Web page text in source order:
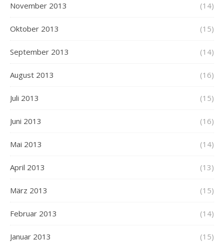
November 2013 (14)
Oktober 2013 (15)
September 2013 (14)
August 2013 (16)
Juli 2013 (15)
Juni 2013 (16)
Mai 2013 (14)
April 2013 (13)
März 2013 (15)
Februar 2013 (14)
Januar 2013 (15)